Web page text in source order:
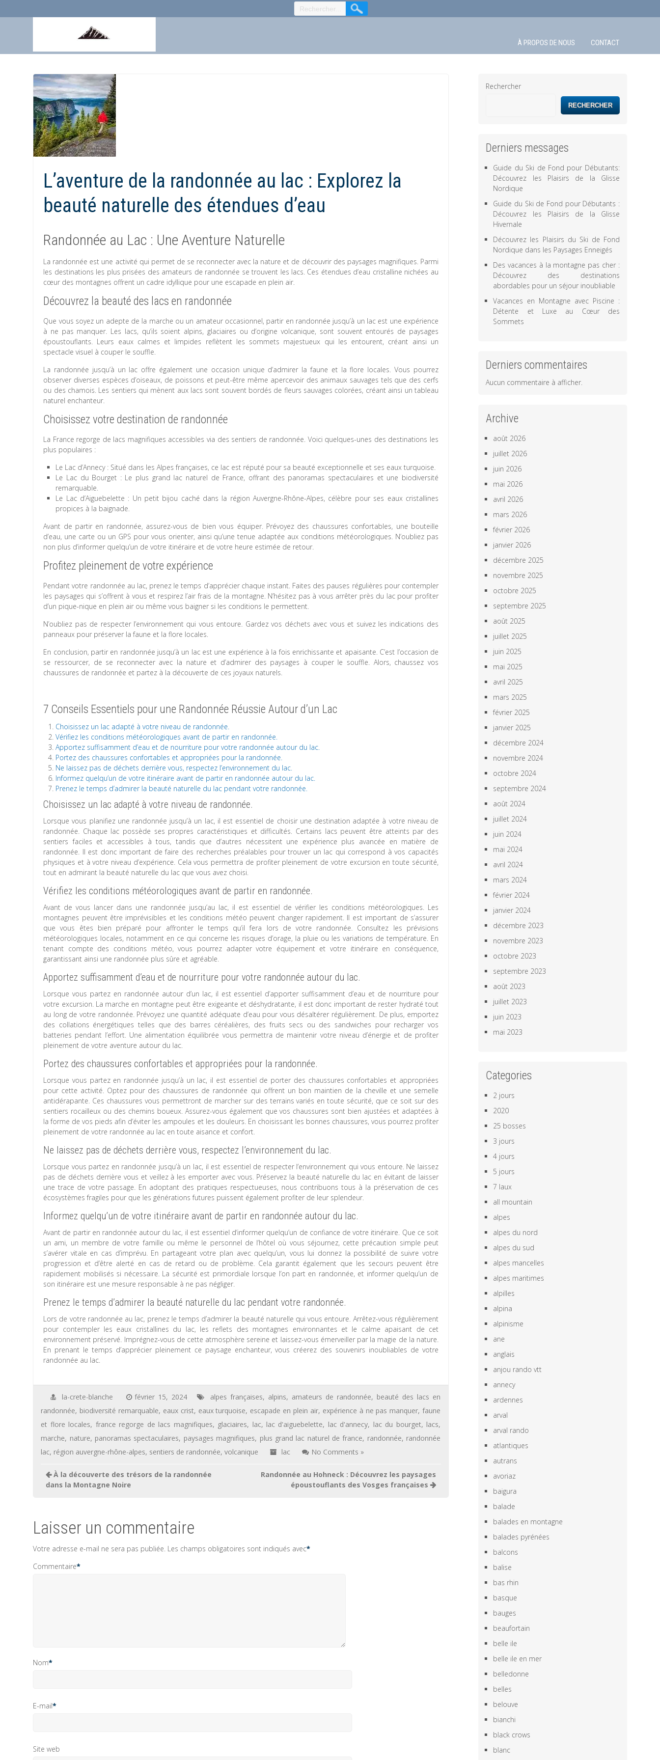
À PROPOS DE NOUS CONTACT
L’aventure de la randonnée au lac : Explorez la
beauté naturelle des étendues d’eau
Randonnée au Lac : Une Aventure Naturelle
La randonnée est une activité qui permet de se reconnecter avec la nature et de découvrir des paysages magnifiques. Parmi
les destinations les plus prisées des amateurs de randonnée se trouvent les lacs. Ces étendues d’eau cristalline nichées au
cœur des montagnes offrent un cadre idyllique pour une escapade en plein air.
Découvrez la beauté des lacs en randonnée
Que vous soyez un adepte de la marche ou un amateur occasionnel, partir en randonnée jusqu’à un lac est une expérience
à ne pas manquer. Les lacs, qu’ils soient alpins, glaciaires ou d’origine volcanique, sont souvent entourés de paysages
époustouflants. Leurs eaux calmes et limpides reflètent les sommets majestueux qui les entourent, créant ainsi un
spectacle visuel à couper le souffle.
La randonnée jusqu’à un lac offre également une occasion unique d’admirer la faune et la flore locales. Vous pourrez
observer diverses espèces d’oiseaux, de poissons et peut-être même apercevoir des animaux sauvages tels que des cerfs
ou des chamois. Les sentiers qui mènent aux lacs sont souvent bordés de fleurs sauvages colorées, créant ainsi un tableau
naturel enchanteur.
Choisissez votre destination de randonnée
La France regorge de lacs magnifiques accessibles via des sentiers de randonnée. Voici quelques-unes des destinations les
plus populaires :
Le Lac d’Annecy : Situé dans les Alpes françaises, ce lac est réputé pour sa beauté exceptionnelle et ses eaux turquoise.
Le Lac du Bourget : Le plus grand lac naturel de France, offrant des panoramas spectaculaires et une biodiversité
remarquable.
Le Lac d’Aiguebelette : Un petit bijou caché dans la région Auvergne-Rhône-Alpes, célèbre pour ses eaux cristallines
propices à la baignade.
Avant de partir en randonnée, assurez-vous de bien vous équiper. Prévoyez des chaussures confortables, une bouteille
d’eau, une carte ou un GPS pour vous orienter, ainsi qu’une tenue adaptée aux conditions météorologiques. N’oubliez pas
non plus d’informer quelqu’un de votre itinéraire et de votre heure estimée de retour.
Profitez pleinement de votre expérience
Pendant votre randonnée au lac, prenez le temps d’apprécier chaque instant. Faites des pauses régulières pour contempler
les paysages qui s’offrent à vous et respirez l’air frais de la montagne. N’hésitez pas à vous arrêter près du lac pour profiter
d’un pique-nique en plein air ou même vous baigner si les conditions le permettent.
N’oubliez pas de respecter l’environnement qui vous entoure. Gardez vos déchets avec vous et suivez les indications des
panneaux pour préserver la faune et la flore locales.
En conclusion, partir en randonnée jusqu’à un lac est une expérience à la fois enrichissante et apaisante. C’est l’occasion de
se ressourcer, de se reconnecter avec la nature et d’admirer des paysages à couper le souffle. Alors, chaussez vos
chaussures de randonnée et partez à la découverte de ces joyaux naturels.
7 Conseils Essentiels pour une Randonnée Réussie Autour d’un Lac
Choisissez un lac adapté à votre niveau de randonnée.
Vérifiez les conditions météorologiques avant de partir en randonnée.
Apportez suffisamment d’eau et de nourriture pour votre randonnée autour du lac.
Portez des chaussures confortables et appropriées pour la randonnée.
Ne laissez pas de déchets derrière vous, respectez l’environnement du lac.
Informez quelqu’un de votre itinéraire avant de partir en randonnée autour du lac.
Prenez le temps d’admirer la beauté naturelle du lac pendant votre randonnée.
Choisissez un lac adapté à votre niveau de randonnée.
Lorsque vous planifiez une randonnée jusqu’à un lac, il est essentiel de choisir une destination adaptée à votre niveau de
randonnée. Chaque lac possède ses propres caractéristiques et difficultés. Certains lacs peuvent être atteints par des
sentiers faciles et accessibles à tous, tandis que d’autres nécessitent une expérience plus avancée en matière de
randonnée. Il est donc important de faire des recherches préalables pour trouver un lac qui correspond à vos capacités
physiques et à votre niveau d’expérience. Cela vous permettra de profiter pleinement de votre excursion en toute sécurité,
tout en admirant la beauté naturelle du lac que vous avez choisi.
Vérifiez les conditions météorologiques avant de partir en randonnée.
Avant de vous lancer dans une randonnée jusqu’au lac, il est essentiel de vérifier les conditions météorologiques. Les
montagnes peuvent être imprévisibles et les conditions météo peuvent changer rapidement. Il est important de s’assurer
que vous êtes bien préparé pour affronter le temps qu’il fera lors de votre randonnée. Consultez les prévisions
météorologiques locales, notamment en ce qui concerne les risques d’orage, la pluie ou les variations de température. En
tenant compte des conditions météo, vous pourrez adapter votre équipement et votre itinéraire en conséquence,
garantissant ainsi une randonnée plus sûre et agréable.
Apportez suffisamment d’eau et de nourriture pour votre randonnée autour du lac.
Lorsque vous partez en randonnée autour d’un lac, il est essentiel d’apporter suffisamment d’eau et de nourriture pour
votre excursion. La marche en montagne peut être exigeante et déshydratante, il est donc important de rester hydraté tout
au long de votre randonnée. Prévoyez une quantité adéquate d’eau pour vous désaltérer régulièrement. De plus, emportez
des collations énergétiques telles que des barres céréalières, des fruits secs ou des sandwiches pour recharger vos
batteries pendant l’effort. Une alimentation équilibrée vous permettra de maintenir votre niveau d’énergie et de profiter
pleinement de votre aventure autour du lac.
Portez des chaussures confortables et appropriées pour la randonnée.
Lorsque vous partez en randonnée jusqu’à un lac, il est essentiel de porter des chaussures confortables et appropriées
pour cette activité. Optez pour des chaussures de randonnée qui offrent un bon maintien de la cheville et une semelle
antidérapante. Ces chaussures vous permettront de marcher sur des terrains variés en toute sécurité, que ce soit sur des
sentiers rocailleux ou des chemins boueux. Assurez-vous également que vos chaussures sont bien ajustées et adaptées à
la forme de vos pieds afin d’éviter les ampoules et les douleurs. En choisissant les bonnes chaussures, vous pourrez profiter
pleinement de votre randonnée au lac en toute aisance et confort.
Ne laissez pas de déchets derrière vous, respectez l’environnement du lac.
Lorsque vous partez en randonnée jusqu’à un lac, il est essentiel de respecter l’environnement qui vous entoure. Ne laissez
pas de déchets derrière vous et veillez à les emporter avec vous. Préservez la beauté naturelle du lac en évitant de laisser
une trace de votre passage. En adoptant des pratiques respectueuses, nous contribuons tous à la préservation de ces
écosystèmes fragiles pour que les générations futures puissent également profiter de leur splendeur.
Informez quelqu’un de votre itinéraire avant de partir en randonnée autour du lac.
Avant de partir en randonnée autour du lac, il est essentiel d’informer quelqu’un de confiance de votre itinéraire. Que ce soit
un ami, un membre de votre famille ou même le personnel de l’hôtel où vous séjournez, cette précaution simple peut
s’avérer vitale en cas d’imprévu. En partageant votre plan avec quelqu’un, vous lui donnez la possibilité de suivre votre
progression et d’être alerté en cas de retard ou de problème. Cela garantit également que les secours peuvent être
rapidement mobilisés si nécessaire. La sécurité est primordiale lorsque l’on part en randonnée, et informer quelqu’un de
son itinéraire est une mesure responsable à ne pas négliger.
Prenez le temps d’admirer la beauté naturelle du lac pendant votre randonnée.
Lors de votre randonnée au lac, prenez le temps d’admirer la beauté naturelle qui vous entoure. Arrêtez-vous régulièrement
pour contempler les eaux cristallines du lac, les reflets des montagnes environnantes et le calme apaisant de cet
environnement préservé. Imprégnez-vous de cette atmosphère sereine et laissez-vous émerveiller par la magie de la nature.
En prenant le temps d’apprécier pleinement ce paysage enchanteur, vous créerez des souvenirs inoubliables de votre
randonnée au lac.
la-crete-blanche février 15, 2024 alpes françaises, alpins, amateurs de randonnée, beauté des lacs en
randonnée, biodiversité remarquable, eaux crist, eaux turquoise, escapade en plein air, expérience à ne pas manquer,faune
et flore locales, france regorge de lacs magnifiques, glaciaires, lac, lac d'aiguebelette, lac d'annecy, lac du bourget, lacs,
marche, nature, panoramas spectaculaires, paysages magnifiques, plus grand lac naturel de france, randonnée, randonnée
lac, région auvergne-rhône-alpes, sentiers de randonnée,volcanique lac No Comments »
Navigation
de
À la découverte des trésors de la randonnée
dans la Montagne Noire
Randonnée au Hohneck : Découvrez les paysages
époustouflants des Vosges françaises
Laisser un commentaire
Votre adresse e-mail ne sera pas publiée. Les champs obligatoires sont indiqués avec*
Commentaire*
Nom*
E-mail*
Site web
Rechercher
RECHERCHER
Derniers messages
Guide du Ski de Fond pour Débutants:
Découvrez les Plaisirs de la Glisse
Nordique
Guide du Ski de Fond pour Débutants :
Découvrez les Plaisirs de la Glisse
Hivernale
Découvrez les Plaisirs du Ski de Fond
Nordique dans les Paysages Enneigés
Des vacances à la montagne pas cher :
Découvrez des destinations
abordables pour un séjour inoubliable
Vacances en Montagne avec Piscine :
Détente et Luxe au Cœur des
Sommets
Derniers commentaires
Aucun commentaire à afficher.
Archive
août 2026
juillet 2026
juin 2026
mai 2026
avril 2026
mars 2026
février 2026
janvier 2026
décembre 2025
novembre 2025
octobre 2025
septembre 2025
août 2025
juillet 2025
juin 2025
mai 2025
avril 2025
mars 2025
février 2025
janvier 2025
décembre 2024
novembre 2024
octobre 2024
septembre 2024
août 2024
juillet 2024
juin 2024
mai 2024
avril 2024
mars 2024
février 2024
janvier 2024
décembre 2023
novembre 2023
octobre 2023
septembre 2023
août 2023
juillet 2023
juin 2023
mai 2023
Categories
2 jours
2020
25 bosses
3 jours
4 jours
5 jours
7 laux
all mountain
alpes
alpes du nord
alpes du sud
alpes mancelles
alpes maritimes
alpilles
alpina
alpinisme
ane
anglais
anjou rando vtt
annecy
ardennes
arval
arval rando
atlantiques
autrans
avoriaz
baigura
balade
balades en montagne
balades pyrénées
balcons
balise
bas rhin
basque
bauges
beaufortain
belle ile
belle ile en mer
belledonne
belles
belouve
bianchi
black crows
blanc